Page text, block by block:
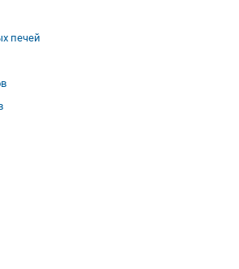
печей